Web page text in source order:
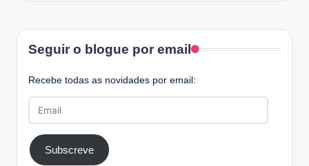
Seguir o blogue por email
Recebe todas as novidades por email:
Subscreve